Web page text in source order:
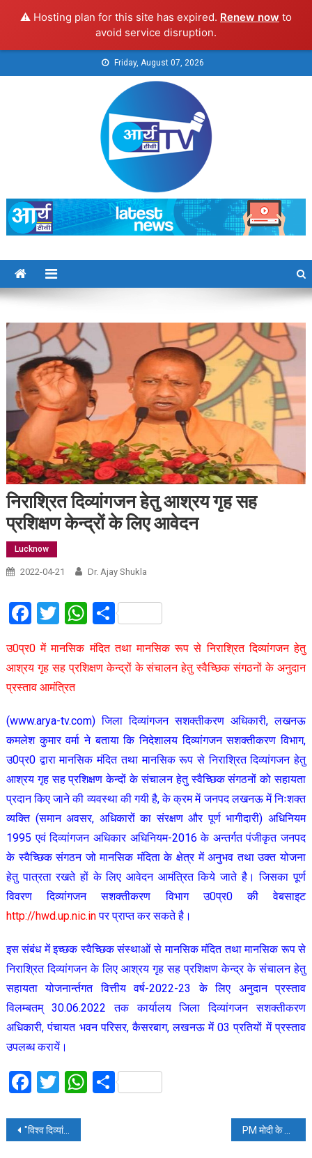
⚠️ Hosting plan for this site has expired. Renew now to
avoid service disruption.
to
Friday, August 07, 2026
Arya TV
निराश्रित दिव्यांगजन हेतु आश्रय गृह सह
प्रशिक्षण केन्द्रों के लिए आवेदन
Lucknow
2022-04-21 Dr. Ajay Shukla
Facebook
Twitter
WhatsApp
Share
उ0प्र0 में मानसिक मंदित तथा मानसिक रूप से निराश्रित दिव्यांगजन हेतु
आश्रय गृह सह प्रशिक्षण केन्द्रों के संचालन हेतु स्वैच्छिक संगठनों के अनुदान
प्रस्ताव आमंत्रित
(www.arya-tv.com) जिला दिव्यांगजन सशक्तीकरण अधिकारी, लखनऊ
कमलेश कुमार वर्मा ने बताया कि निदेशालय दिव्यांगजन सशक्तीकरण विभाग,
उ0प्र0 द्वारा मानसिक मंदित तथा मानसिक रूप से निराश्रित दिव्यांगजन हेतु
आश्रय गृह सह प्रशिक्षण केन्दों के संचालन हेतु स्वैच्छिक संगठनों को सहायता
प्रदान किए जाने की व्यवस्था की गयी है, के क्रम में जनपद लखनऊ में निःशक्त
व्यक्ति (समान अवसर, अधिकारों का संरक्षण और पूर्ण भागीदारी) अधिनियम
1995 एवं दिव्यांगजन अधिकार अधिनियम-2016 के अन्तर्गत पंजीकृत जनपद
के स्वैच्छिक संगठन जो मानसिक मंदिता के क्षेत्र में अनुभव तथा उक्त योजना
हेतु पात्रता रखते हों के लिए आवेदन आमंत्रित किये जाते है। जिसका पूर्ण
विवरण दिव्यांगजन सशक्तीकरण विभाग उ0प्र0 की वेबसाइट
http://hwd.up.nic.inपर प्राप्त कर सकते है।
इस संबंध में इच्छक स्वैच्छिक संस्थाओं से मानसिक मंदित तथा मानसिक रूप से
निराश्रित दिव्यांगजन के लिए आश्रय गृह सह प्रशिक्षण केन्द्र के संचालन हेतु
सहायता योजनार्न्तगत वित्तीय वर्ष-2022-23 के लिए अनुदान प्रस्ताव
विलम्बतम् 30.06.2022 तक कार्यालय जिला दिव्यांगजन सशक्तीकरण
अधिकारी, पंचायत भवन परिसर, कैसरबाग, लखनऊ में 03 प्रतियों में प्रस्ताव
उपलब्ध करायें।
Facebook
Twitter
WhatsApp
Share
Post
″विश्व दिव्यांग दिवस‟ के अवसर पर राज्य स्तरीय पुरस्कार वितरण